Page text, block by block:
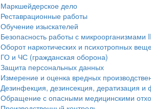
Маркшейдерское дело
Реставрационные работы
Обучение изыскателей
Безопасность работы с микроорганизмами
Оборот наркотических и психотропных
ГО и ЧС (гражданская оборона)
Защита персональных данных
Измерение и оценка вредных
Дезинфекция, дезинсекция, дератизация и
Обращение с опасными медицинскими